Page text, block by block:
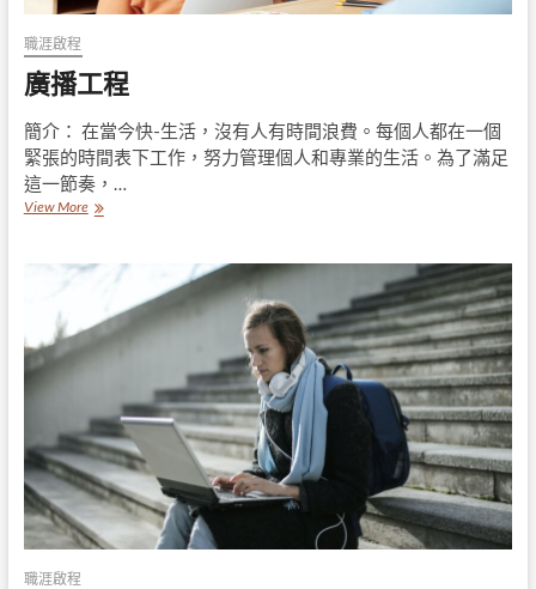
職涯啟程
廣播工程
簡介： 在當今快-生活，沒有人有時間浪費。每個人都在一個
緊張的時間表下工作，努力管理個人和專業的生活。為了滿足
這一節奏，…
View More廣
程
職涯啟程